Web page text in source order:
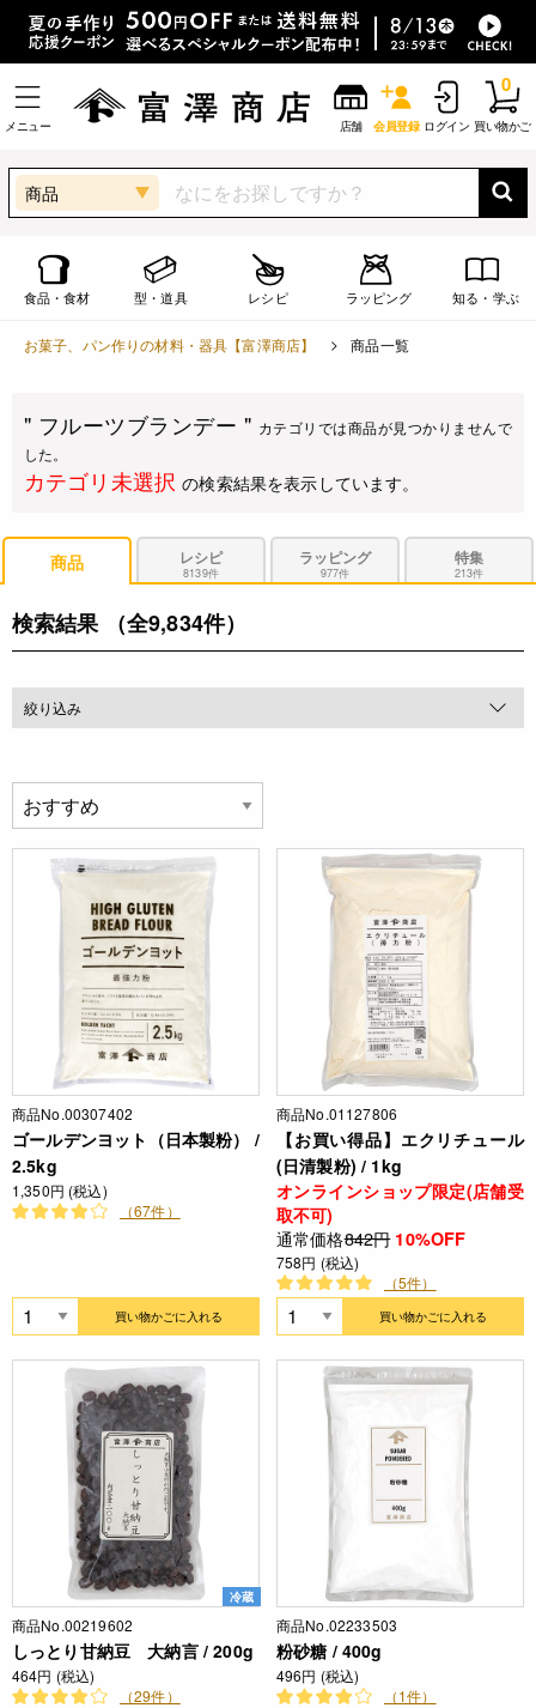
メニュー 店舗 会員登録 ログイン 買い物かご
0
商品
食品・食材 型・道具 レシピ ラッピング 知る・学ぶ
お菓子、パン作りの材料・器具【富澤商店】 商品一覧
" フルーツブランデー " カテゴリでは商品が見つかりませんで
した。
カテゴリ未選択 の検索結果を表示しています。
商品 レシピ
8139件
ラッピング
977件
特集
213件
検索結果 （全9,834件）
絞り込み
商品No.00307402
ゴールデンヨット（日本製粉） /
2.5kg
1,350円 (税込)
（67件）
買い物かごに入れる
商品No.01127806
【お買い得品】エクリチュール
(日清製粉) / 1kg
オンラインショップ限定(店舗受
取不可)
通常価格842円 10%OFF
758円 (税込)
（5件）
買い物かごに入れる
冷蔵
商品No.00219602
しっとり甘納豆 大納言 / 200g
464円 (税込)
（29件）
商品No.02233503
粉砂糖 / 400g
496円 (税込)
（1件）